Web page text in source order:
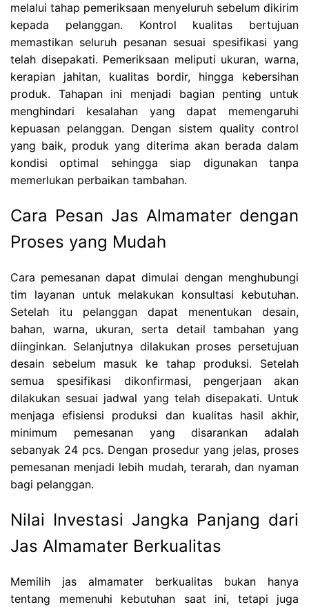
melalui tahap pemeriksaan menyeluruh sebelum dikirim
kepada pelanggan. Kontrol kualitas bertujuan
memastikan seluruh pesanan sesuai spesifikasi yang
telah disepakati. Pemeriksaan meliputi ukuran, warna,
kerapian jahitan, kualitas bordir, hingga kebersihan
produk. Tahapan ini menjadi bagian penting untuk
menghindari kesalahan yang dapat memengaruhi
kepuasan pelanggan. Dengan sistem quality control
yang baik, produk yang diterima akan berada dalam
kondisi optimal sehingga siap digunakan tanpa
memerlukan perbaikan tambahan.
Cara Pesan Jas Almamater dengan
Proses yang Mudah
Cara pemesanan dapat dimulai dengan menghubungi
tim layanan untuk melakukan konsultasi kebutuhan.
Setelah itu pelanggan dapat menentukan desain,
bahan, warna, ukuran, serta detail tambahan yang
diinginkan. Selanjutnya dilakukan proses persetujuan
desain sebelum masuk ke tahap produksi. Setelah
semua spesifikasi dikonfirmasi, pengerjaan akan
dilakukan sesuai jadwal yang telah disepakati. Untuk
menjaga efisiensi produksi dan kualitas hasil akhir,
minimum pemesanan yang disarankan adalah
sebanyak 24 pcs. Dengan prosedur yang jelas, proses
pemesanan menjadi lebih mudah, terarah, dan nyaman
bagi pelanggan.
Nilai Investasi Jangka Panjang dari
Jas Almamater Berkualitas
Memilih jas almamater berkualitas bukan hanya
tentang memenuhi kebutuhan saat ini, tetapi juga